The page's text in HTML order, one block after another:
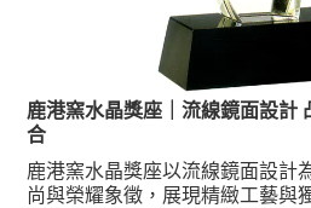
鹿港窯水晶獎座｜流線鏡面設計
合
鹿港窯水晶獎座以流線鏡面設計
尚與榮耀象徵，展現精緻工藝與